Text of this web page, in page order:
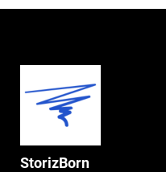
StorizBorn